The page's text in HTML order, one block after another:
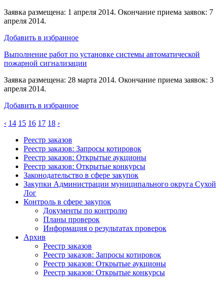
Заявка размещена: 1 апреля 2014. Окончание приема заявок: 7
апреля 2014.
Добавить в избранное
Выполнение работ по установке системы автоматической
пожарной сигнализации
Заявка размещена: 28 марта 2014. Окончание приема заявок: 3
апреля 2014.
Добавить в избранное
‹ 14 15 16 17 18 ›
Реестр заказов
Реестр заказов: Запросы котировок
Реестр заказов: Открытые аукционы
Реестр заказов: Открытые конкурсы
Законодательство в сфере закупок
Закупки Администрации муниципального округа Сухой
Лог
Контроль в сфере закупок
Документы по контролю
Планы проверок
Информация о результатах проверок
Архив
Реестр заказов
Реестр заказов: Запросы котировок
Реестр заказов: Открытые аукционы
Реестр заказов: Открытые конкурсы